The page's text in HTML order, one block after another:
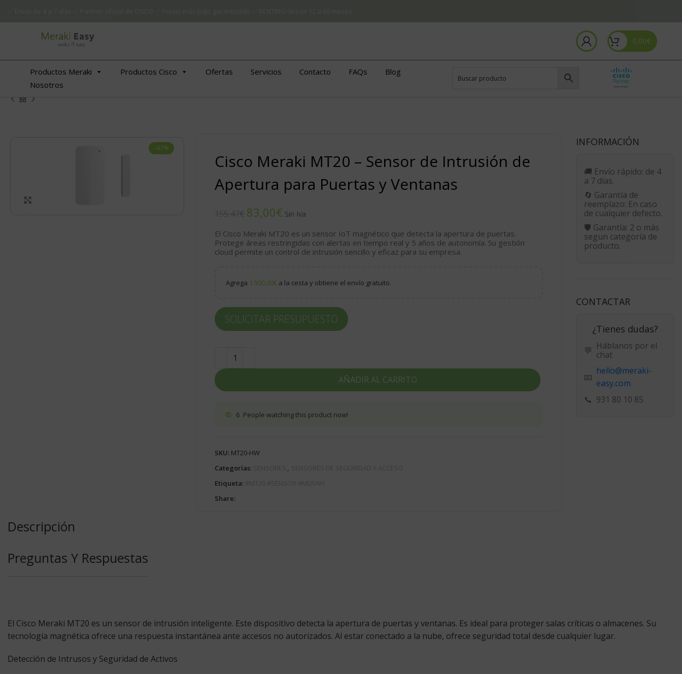
0,00€
Productos Meraki Productos Cisco Ofertas Servicios Contacto FAQs
Blog
Nosotros
-47%
Cisco Meraki MT20 – Sensor de Intrusión de
Apertura para Puertas y Ventanas
83,00€
El Cisco Meraki MT20 es un sensor IoT magnético que detecta la apertura de puertas.
Protege áreas restringidas con alertas en tiempo real y 5 años de autonomía. Su gestión
cloud permite un control de intrusión sencillo y eficaz para su empresa.
Agrega 1.500,00€ a la cesta y obtiene el envío gratuito.
AÑADIR AL CARRITO
SOLICITAR PRESUPUESTO
6 People watching this product now!
SKU: MT20-HW
Categorías:
Etiqueta:
Share:
INFORMACIÓN
🚚 Envío rápido: de 4
a 7 días.
🔄 Garantía de
reemplazo: En caso
de cualquier defecto.
🛡️ Garantía: 2 o más
segun categoría de
producto.
CONTACTAR
¿Tienes dudas?
💬 Háblanos por el
chat
📧
hello@meraki-
easy.com
📞 931 80 10 85
Descripción
Preguntas Y Respuestas
El Cisco Meraki MT20 es un sensor de intrusión inteligente. Este dispositivo detecta la apertura de puertas y ventanas. Es ideal para proteger salas críticas o almacenes. Su
tecnología magnética ofrece una respuesta instantánea ante accesos no autorizados. Al estar conectado a la nube, ofrece seguridad total desde cualquier lugar.
Detección de Intrusos y Seguridad de Activos